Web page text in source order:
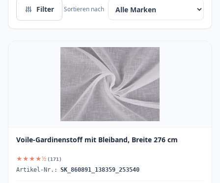
Filter Sortieren nach
Voile-Gardinenstoff mit Bleiband, Breite 276 cm
★★★★½ (171)
Artikel-Nr.: SK_860891_138359_253540